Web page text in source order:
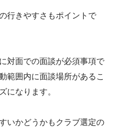
行きやすさもポイントで
対面での面談が必須事項で
範囲内に面談場所があるこ
になります。
いかどうかもクラブ選定の